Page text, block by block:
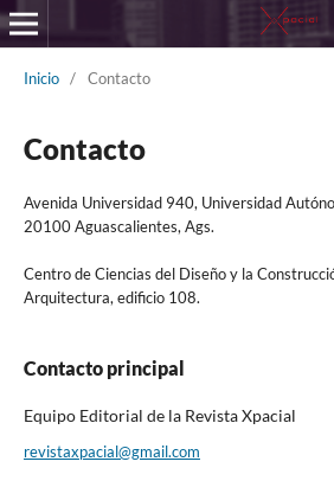
Inicio / Contacto
Contacto
Avenida Universidad 940, Universidad
20100 Aguascalientes, Ags.
Centro de Ciencias del Diseño y la
Arquitectura, edificio 108.
Contacto principal
Equipo Editorial de la Revista Xpacial
revistaxpacial@gmail.com